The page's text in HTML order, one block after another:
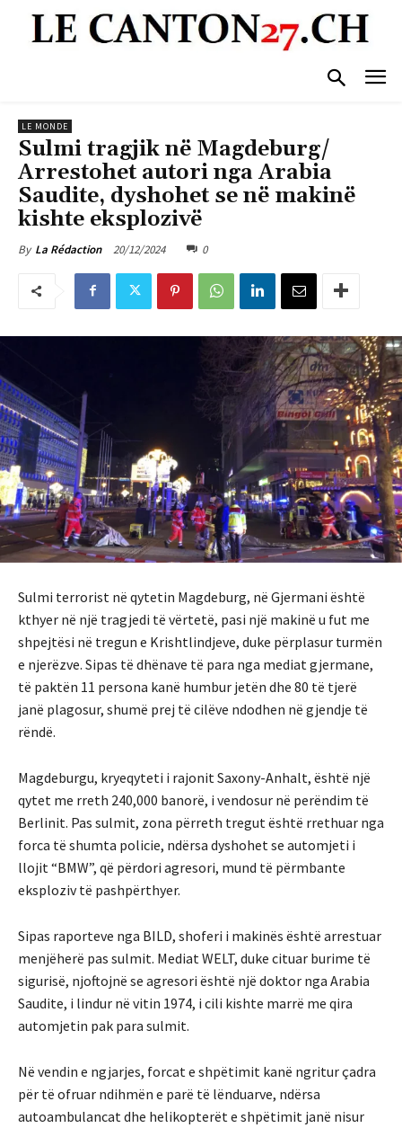
LE MONDE
Sulmi tragjik në Magdeburg/
Arrestohet autori nga Arabia
Saudite, dyshohet se në makinë
kishte eksplozivë
By La Rédaction 20/12/2024 0
Sulmi terrorist në qytetin Magdeburg, në Gjermani është
kthyer në një tragjedi të vërtetë, pasi një makinë u fut me
shpejtësi në tregun e Krishtlindjeve, duke përplasur turmën
e njerëzve. Sipas të dhënave të para nga mediat gjermane,
të paktën 11 persona kanë humbur jetën dhe 80 të tjerë
janë plagosur, shumë prej të cilëve ndodhen në gjendje të
rëndë.
Magdeburgu, kryeqyteti i rajonit Saxony-Anhalt, është një
qytet me rreth 240,000 banorë, i vendosur në perëndim të
Berlinit. Pas sulmit, zona përreth tregut është rrethuar nga
forca të shumta policie, ndërsa dyshohet se automjeti i
llojit “BMW”, që përdori agresori, mund të përmbante
eksploziv të pashpërthyer.
Sipas raporteve nga BILD, shoferi i makinës është arrestuar
menjëherë pas sulmit. Mediat WELT, duke cituar burime të
sigurisë, njoftojnë se agresori është një doktor nga Arabia
Saudite, i lindur në vitin 1974, i cili kishte marrë me qira
automjetin pak para sulmit.
Në vendin e ngjarjes, forcat e shpëtimit kanë ngritur çadra
për të ofruar ndihmën e parë të lënduarve, ndërsa
autoambulancat dhe helikopterët e shpëtimit janë nisur